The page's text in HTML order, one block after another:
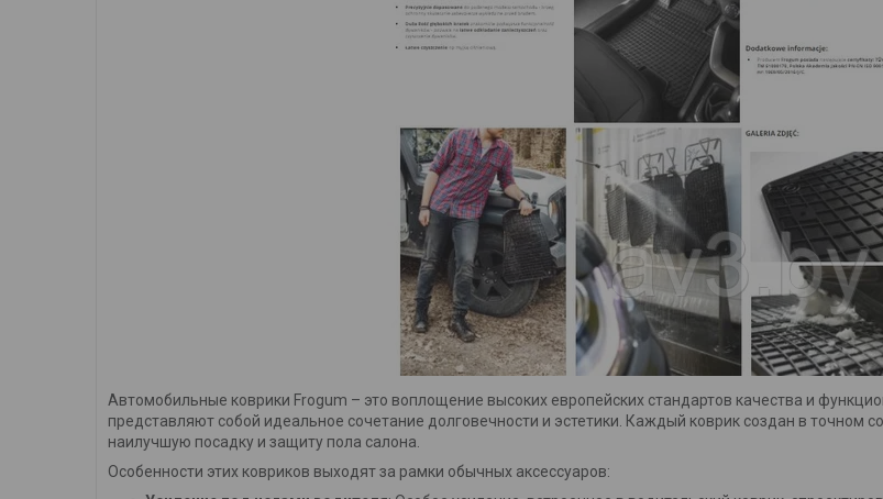
Автомобильные коврики Frogum – это воплощение высоких европейских стандартов качества и
представляют собой идеальное сочетание долговечности и эстетики. Каждый коврик создан в точном
наилучшую посадку и защиту пола салона.
Особенности этих ковриков выходят за рамки обычных аксессуаров: